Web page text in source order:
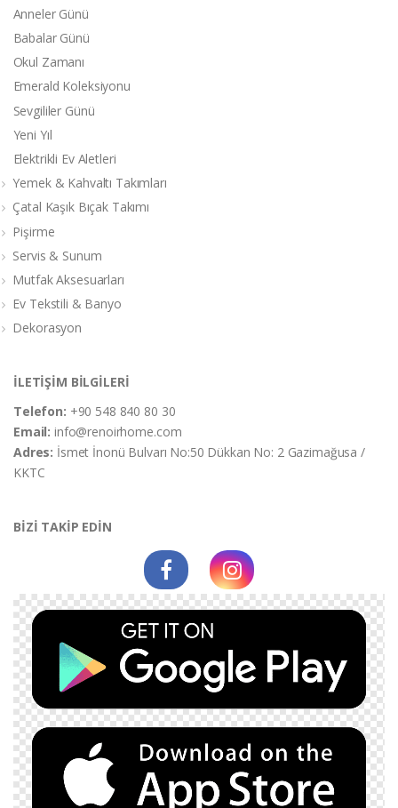
Anneler Günü
Babalar Günü
Okul Zamanı
Emerald Koleksiyonu
Sevgililer Günü
Yeni Yıl
Elektrikli Ev Aletleri
Yemek & Kahvaltı Takımları
Çatal Kaşık Bıçak Takımı
Pişirme
Servis & Sunum
Mutfak Aksesuarları
Ev Tekstili & Banyo
Dekorasyon
İLETİŞİM BİLGİLERİ
Telefon: +90 548 840 80 30
Email:info@renoirhome.com
Adres: İsmet İnonü Bulvarı No:50 Dükkan No: 2 Gazimağusa /
KKTC
BİZİ TAKİP EDİN